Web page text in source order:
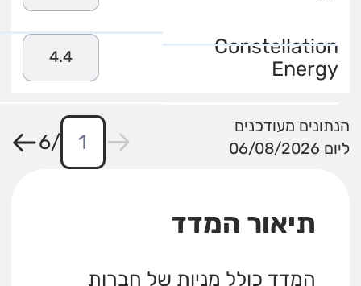
Constellation
Energy
4.4
הנתונים מעודכנים
ליום 06/08/2026
/
6
תיאור המדד
המדד כולל מניות של חברות